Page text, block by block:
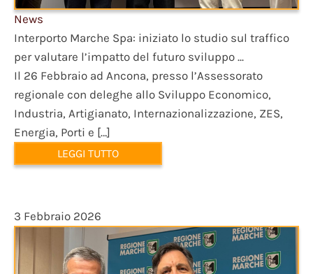
News
Interporto Marche Spa: iniziato lo studio sul traffico
per valutare l’impatto del futuro sviluppo ...
Il 26 Febbraio ad Ancona, presso l’Assessorato
regionale con deleghe allo Sviluppo Economico,
Industria, Artigianato, Internazionalizzazione, ZES,
Energia, Porti e […]
LEGGI TUTTO
3 Febbraio 2026